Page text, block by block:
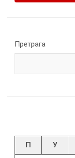
Претрага
П У